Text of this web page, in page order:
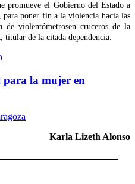
promueve el Gobierno del Estado a
para poner fin a la violencia hacia las
de violentómetrosen cruceros de la
de la citada dependencia.
para la mujer en
Karla Lizeth Alonso